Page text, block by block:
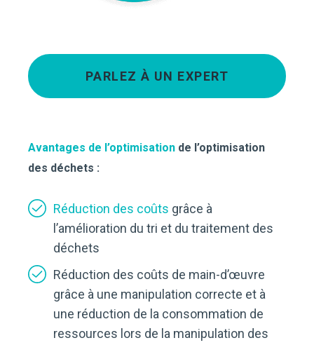
PARLEZ À UN EXPERT
Avantages de l’optimisation de l’optimisation
des déchets :
Réduction des coûts grâce à
l’amélioration du tri et du traitement des
déchets
Réduction des coûts de main-d’œuvre
grâce à une manipulation correcte et à
une réduction de la consommation de
ressources lors de la manipulation des